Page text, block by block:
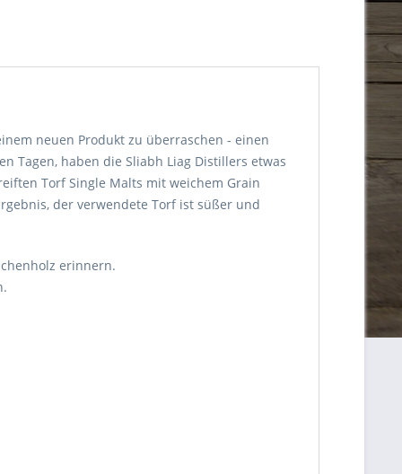
neuen Produkt zu überraschen - einen
Tagen, haben die Sliabh Liag Distillers etwas
Torf Single Malts mit weichem Grain
der verwendete Torf ist süßer und
erinnern.